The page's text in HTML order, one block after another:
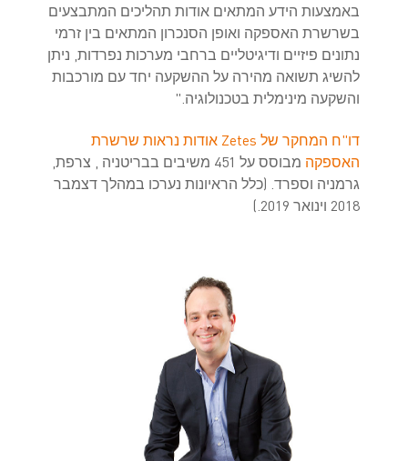
באמצעות הידע המתאים אודות תהליכים המתבצעים
בשרשרת האספקה ואופן הסנכרון המתאים בין זרמי
נתונים פיזיים ודיגיטליים ברחבי מערכות נפרדות, ניתן
להשיג תשואה מהירה על ההשקעה יחד עם מורכבות
והשקעה מינימלית בטכנולוגיה."
דו"ח המחקר של Zetes אודות נראות שרשרת
האספקה
מבוסס על 451 משיבים בבריטניה , צרפת,
גרמניה וספרד. (כלל הראיונות נערכו במהלך דצמבר
2018 וינואר 2019.)